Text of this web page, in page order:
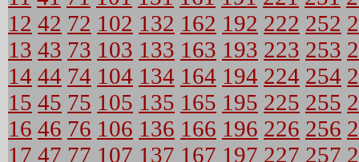
12 42 72 102 132 162 192 222 252
13 43 73 103 133 163 193 223 253
14 44 74 104 134 164 194 224 254
15 45 75 105 135 165 195 225 255
16 46 76 106 136 166 196 226 256
17 47 77 107 137 167 197 227 257